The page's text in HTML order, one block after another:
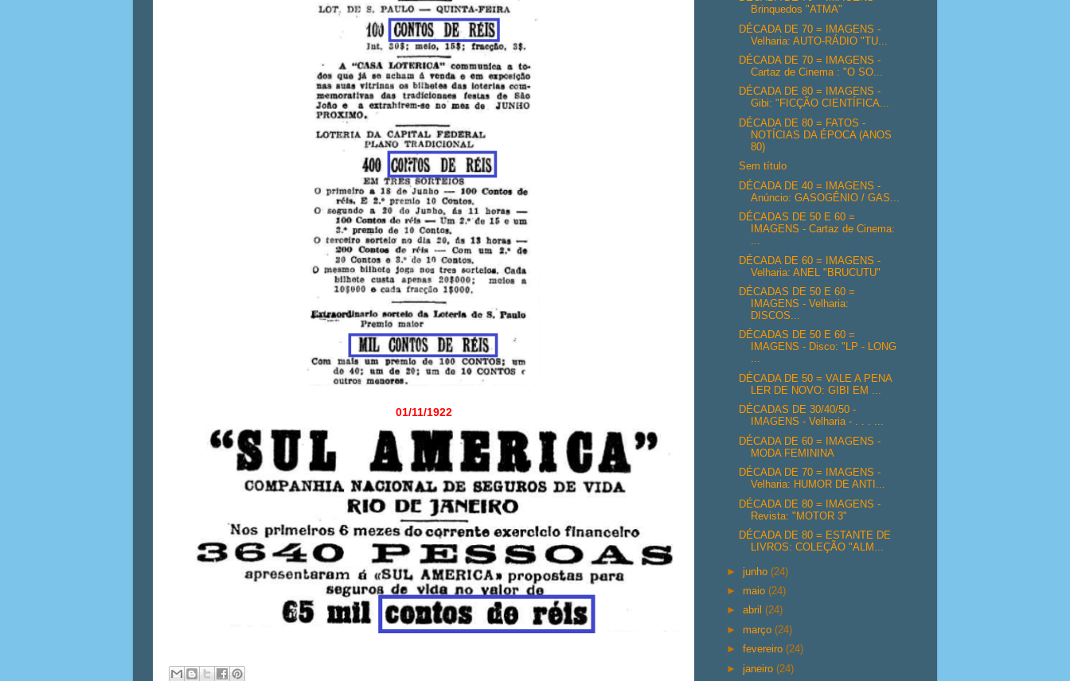
01/11/1922
Brinquedos "ATMA"
DÉCADA DE 70 = IMAGENS -
Velharia: AUTO-RÁDIO "TU...
DÉCADA DE 70 = IMAGENS -
Cartaz de Cinema : "O SO...
DÉCADA DE 80 = IMAGENS -
Gibi: "FICÇÃO CIENTÍFICA...
DÉCADA DE 80 = FATOS -
NOTÍCIAS DA ÉPOCA (ANOS
80)
Sem título
DÉCADA DE 40 = IMAGENS -
Anúncio: GASOGÊNIO / GAS...
DÉCADAS DE 50 E 60 =
IMAGENS - Cartaz de Cinema:
...
DÉCADA DE 60 = IMAGENS -
Velharia: ANEL "BRUCUTU"
DÉCADAS DE 50 E 60 =
IMAGENS - Velharia:
DISCOS...
DÉCADAS DE 50 E 60 =
IMAGENS - Disco: "LP - LONG
...
DÉCADA DE 50 = VALE A PENA
LER DE NOVO: GIBI EM ...
DÉCADAS DE 30/40/50 -
IMAGENS - Velharia - . . . ...
DÉCADA DE 60 = IMAGENS -
MODA FEMININA
DÉCADA DE 70 = IMAGENS -
Velharia: HUMOR DE ANTI...
DÉCADA DE 80 = IMAGENS -
Revista: "MOTOR 3"
DÉCADA DE 80 = ESTANTE DE
LIVROS: COLEÇÃO "ALM...
►junho(24)
► maio(24)
►abril(24)
► março(24)
►fevereiro(24)
►janeiro(24)